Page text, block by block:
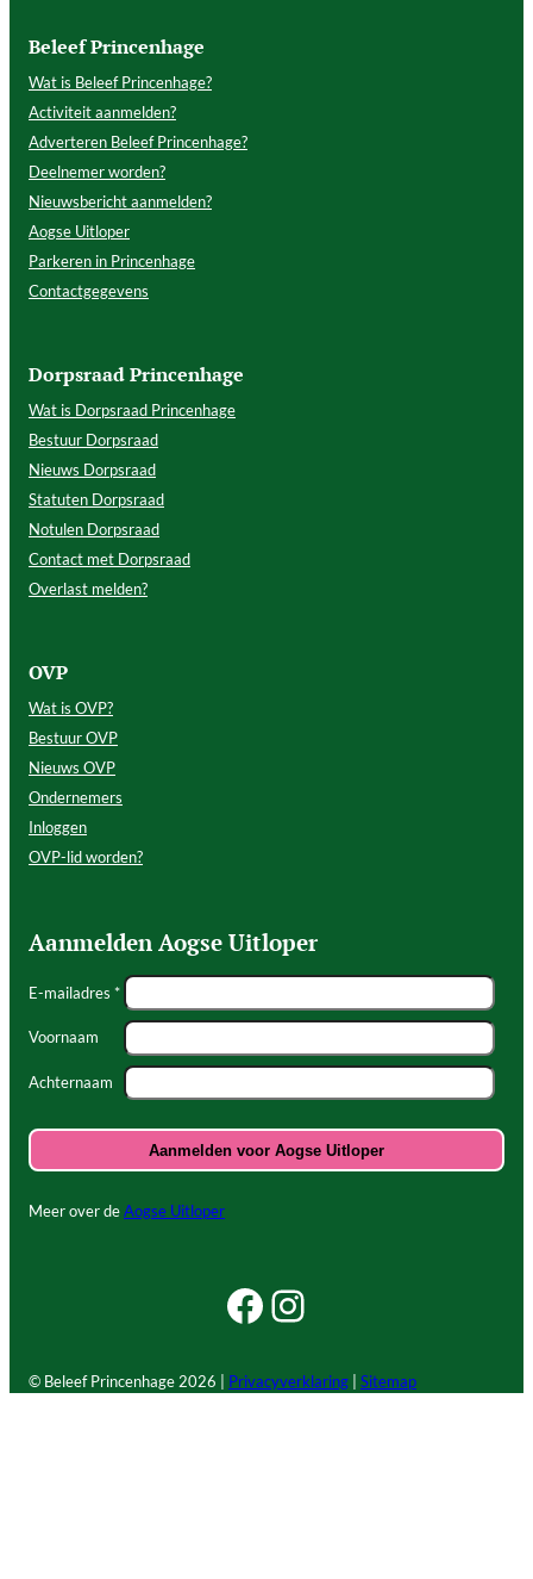
Beleef Princenhage
Wat is Beleef Princenhage?
Activiteit aanmelden?
Adverteren Beleef Princenhage?
Deelnemer worden?
Nieuwsbericht aanmelden?
Aogse Uitloper
Parkeren in Princenhage
Contactgegevens
Dorpsraad Princenhage
Wat is Dorpsraad Princenhage
Bestuur Dorpsraad
Nieuws Dorpsraad
Statuten Dorpsraad
Notulen Dorpsraad
Contact met Dorpsraad
Overlast melden?
OVP
Wat is OVP?
Bestuur OVP
Nieuws OVP
Ondernemers
Inloggen
OVP-lid worden?
Aanmelden Aogse Uitloper
E-mailadres *
Voornaam
Achternaam
Meer over deAogse Uitloper
Facebook Beleef Princenhage
Instagram Beleef Princenhage
© Beleef Princenhage 2026 | Privacyverklaring Sitemap